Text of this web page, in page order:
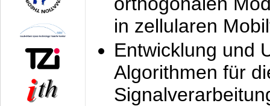
in zellularen
Entwicklung und
Algorithmen für